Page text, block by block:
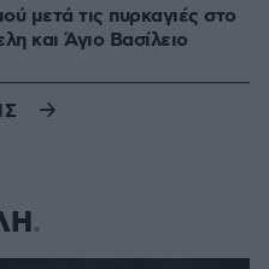
μετά τις πυρκαγιές στο
και Άγιο Βασίλειο